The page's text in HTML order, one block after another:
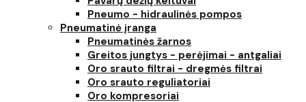
Pneumo - hidraulinės pompos
Pneumatinė įranga
Pneumatinės žarnos
Greitos jungtys - perėjimai - antgaliai
Oro srauto filtrai - dregmės filtrai
Oro srauto reguliatoriai
Oro kompresoriai